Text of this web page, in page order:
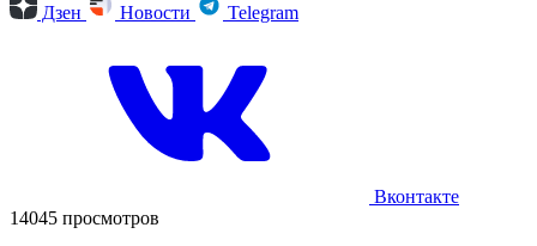
Дзен Новости Telegram
Вконтакте
14045 просмотров